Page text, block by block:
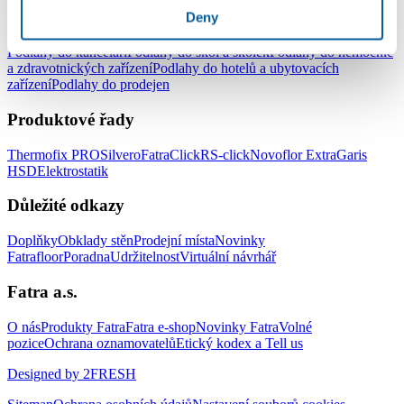
Deny
Podlahy pro komerční užití
Podlahy do kanceláříPodlahy do škol a školekPodlahy do nemocnic
a zdravotnických zařízeníPodlahy do hotelů a ubytovacích
zařízeníPodlahy do prodejen
Produktové řady
Thermofix PROSilveroFatraClickRS-clickNovoflor ExtraGaris
HSDElektrostatik
Důležité odkazy
DoplňkyObklady stěnProdejní místaNovinky
FatrafloorPoradnaUdržitelnostVirtuální návrhář
Fatra a.s.
O násProdukty FatraFatra e-shopNovinky FatraVolné
poziceOchrana oznamovatelůEtický kodex a Tell us
Designed by 2FRESH